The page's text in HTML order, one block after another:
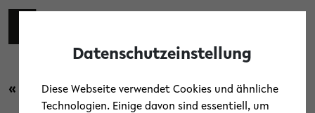
Skip to main content
« Zurück zur Übersicht
Datenschutzeinstellung
Diese Webseite verwendet Cookies und ähnliche
Technologien. Einige davon sind essentiell, um